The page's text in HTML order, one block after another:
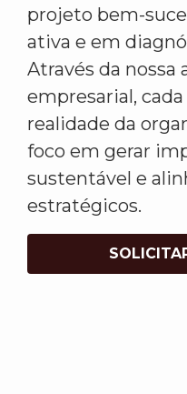
projeto bem-
ativa e em
Através da nossa
empresarial,
realidade da
foco em gerar
sustentável e
estratégicos.